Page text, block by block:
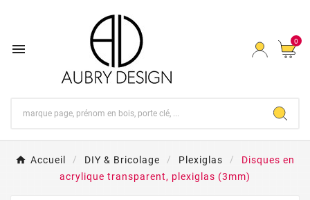
 0
Accueil DIY & Bricolage Plexiglas
Disques en
acrylique transparent, plexiglas (3mm)